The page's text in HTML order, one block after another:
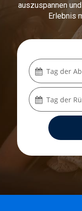
auszuspannen
Erlebnis
Tag der
Tag der